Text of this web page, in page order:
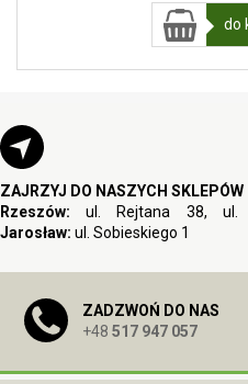
do
ZAJRZYJ DO NASZYCH SKLEPÓW
Rzeszów: ul. Rejtana 38, ul.
Jarosław: ul. Sobieskiego 1
ZADZWOŃ DO NAS
+48 517 947 057